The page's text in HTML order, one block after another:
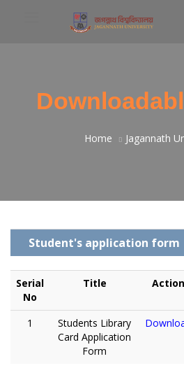
Home Jagannath
Student's application form
Serial
No
Title Action
1
Students Library
Card Application
Form